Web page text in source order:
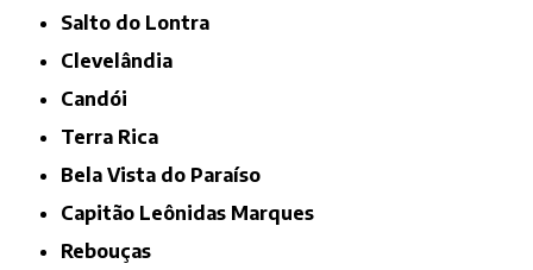
Salto do Lontra
Clevelândia
Candói
Terra Rica
Bela Vista do Paraíso
Capitão Leônidas Marques
Rebouças